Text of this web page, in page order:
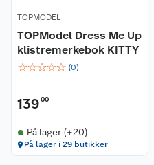
TOPMODEL
TOPModel Dress Me Up
klistremerkebok KITTY
☆☆☆☆☆ (0)
13900
På lager (+20)
På lager i 29 butikker